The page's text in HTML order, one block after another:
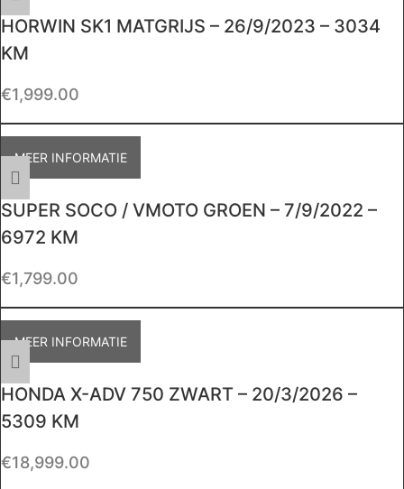
HORWIN SK1 MATGRIJS – 26/9/2023 – 3034
KM
€1,999.00
MEER INFORMATIE
SUPER SOCO / VMOTO GROEN – 7/9/2022 –
6972 KM
€1,799.00
MEER INFORMATIE
HONDA X-ADV 750 ZWART – 20/3/2026 –
5309 KM
€18,999.00